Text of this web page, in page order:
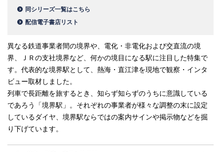
同シリーズ一覧はこちら
配信電子書店リスト
異なる鉄道事業者間の境界や、電化・非電化および交直流の境
界、ＪＲの支社境界など、何かの境目になる駅に注目した特集で
す。代表的な境界駅として、熱海・直江津を現地で観察・インタ
ビュー取材しました。
列車で長距離を旅するとき、知らず知らずのうちに意識している
であろう「境界駅」。それぞれの事業者が様々な調整の末に設定
しているダイヤ、境界駅ならではの案内サインや掲示物などを掘
り下げています。